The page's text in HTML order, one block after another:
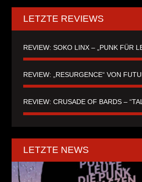
LETZTE REVIEWS
REVIEW: „RESURGENCE“ VON
LETZTE NEWS